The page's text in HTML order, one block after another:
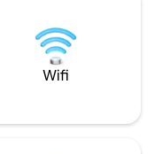
Wifi